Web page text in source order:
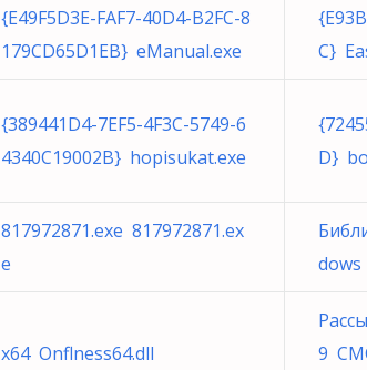
{E49F5D3E-FAF7-40D4-B2FC-8
179CD65D1EB} eManual.exe
C}
{389441D4-7EF5-4F3C-5749-6
4340C19002B} hopisukat.exe
D}
817972871.exe 817972871.ex
e
dows
x64 Onflness64.dll
9